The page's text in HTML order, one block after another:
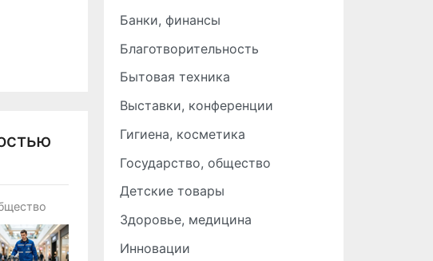
Банки, финансы
Благотворительность
Бытовая техника
Выставки, конференции
Гигиена, косметика
Государство, общество
Детские товары
Здоровье, медицина
Инновации